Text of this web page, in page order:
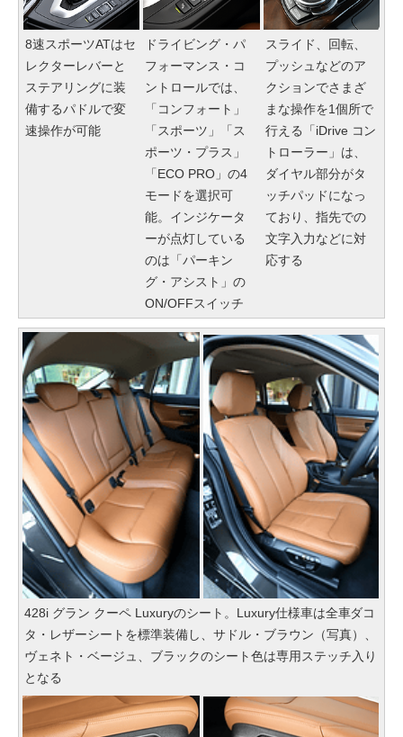
8速スポーツATはセ
レクターレバーと
ステアリングに装
備するパドルで変
速操作が可能
ドライビング・パ
フォーマンス・コ
ントロールでは、
「コンフォート」
「スポーツ」「ス
ポーツ・プラス」
「ECO PRO」の4
モードを選択可
能。インジケータ
ーが点灯している
のは「パーキン
グ・アシスト」の
ON/OFFスイッチ
スライド、回転、
プッシュなどのア
クションでさまざ
まな操作を1個所で
行える「iDrive コン
トローラー」は、
ダイヤル部分がタ
ッチパッドになっ
ており、指先での
文字入力などに対
応する
428i グラン クーペ Luxuryのシート。Luxury仕様車は全車ダコ
タ・レザーシートを標準装備し、サドル・ブラウン（写真）、
ヴェネト・ベージュ、ブラックのシート色は専用ステッチ入り
となる